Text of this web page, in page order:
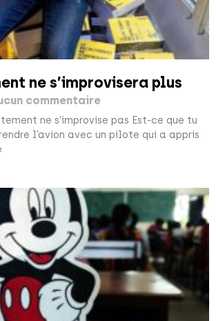
ne s’improvisera plus
commentaire
ne s’improvise pas Est-ce que tu
l’avion avec un pilote qui a appris